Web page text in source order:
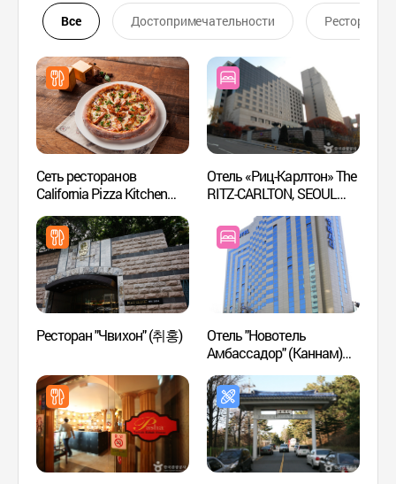
Все Достопримечательности Ресторан
Сеть ресторанов
California Pizza Kitchen
филиал в районе Каннам
(CPK Gannam,
캘리포니아피자키친
(강남점))
Отель «Риц-Карлтон» The
RITZ-CARLTON, SEOUL
(호텔 리츠칼튼 서울)
Ресторан "Чвихон" (취홍)
Отель "Новотель
Амбассадор" (Каннам)
(노보텔 앰배서더 강남,
서울)